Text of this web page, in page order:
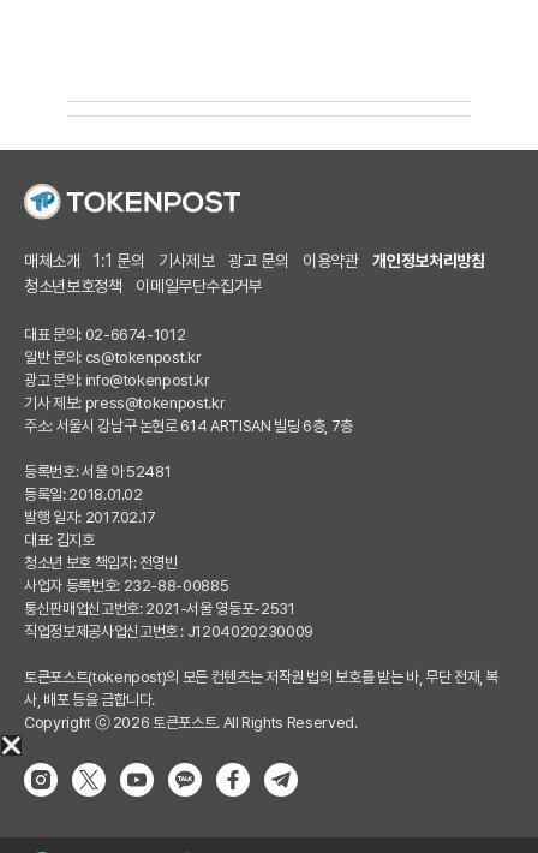
매체소개 1:1 문의 기사제보 광고 문의 이용약관
개인정보처리방침
청소년보호정책
이메일무단수집거부
대표 문의: 02-6674-1012
일반 문의: cs@tokenpost.kr
광고 문의: info@tokenpost.kr
기사 제보: press@tokenpost.kr
주소: 서울시 강남구 논현로 614 ARTISAN 빌딩 6층, 7층
등록번호: 서울 아 52481
등록일: 2018.01.02
발행 일자: 2017.02.17
대표: 김지호
청소년 보호 책임자: 전영빈
사업자 등록번호: 232-88-00885
통신판매업신고번호: 2021-서울 영등포-2531
직업정보제공사업신고번호 : J1204020230009
토큰포스트(tokenpost)의 모든 컨텐츠는 저작권 법의 보호를 받는 바, 무단 전재, 복
사, 배포 등을 금합니다.
Copyright ⓒ 2026 토큰포스트. All Rights Reserved.